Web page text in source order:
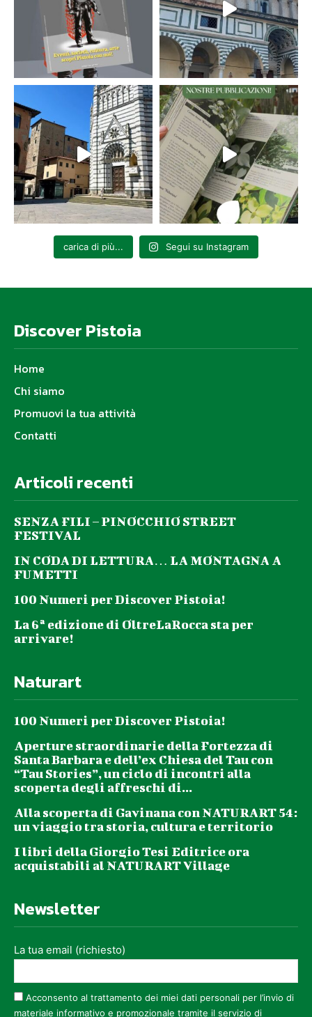
carica di più... Segui su Instagram
Discover Pistoia
Home
Chi siamo
Promuovi la tua attività
Contatti
Articoli recenti
SENZA FILI – PINOCCHIO STREET
FESTIVAL
IN CODA DI LETTURA… LA MONTAGNA A
FUMETTI
100 Numeri per Discover Pistoia!
La 6ª edizione di OltreLaRocca sta per
arrivare!
Naturart
100 Numeri per Discover Pistoia!
Aperture straordinarie della Fortezza di
Santa Barbara e dell’ex Chiesa del Tau con
“Tau Stories”, un ciclo di incontri alla
scoperta degli affreschi di...
Alla scoperta di Gavinana con NATURART 54:
un viaggio tra storia, cultura e territorio
I libri della Giorgio Tesi Editrice ora
acquistabili al NATURART Village
Newsletter
La tua email (richiesto)
Acconsento al trattamento dei miei dati personali per l’invio di
materiale informativo e promozionale tramite il servizio di